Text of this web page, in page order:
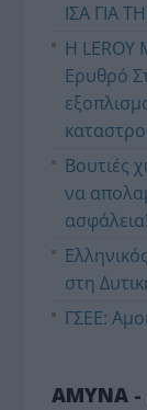
ΙΣΑ ΓΙΑ
Η LEROY
Ερυθρό
Βουτιές
να
ασφάλεια!
στη
ΓΣΕΕ:
ΑΜΥΝΑ -